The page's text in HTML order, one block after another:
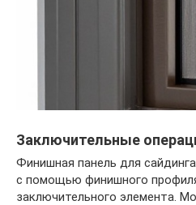
Заключительные
Финишная панель для
с помощью финишного
заключительного элемента.